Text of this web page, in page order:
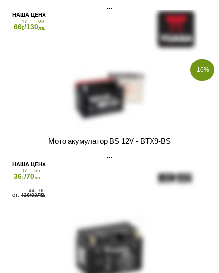
66
47
€/130
00
лв.
-16%
Мото акумулатор BS 12V - BTX9-BS
36
07
€/70
55
лв.
42
44
€/83
00
ЛВ.